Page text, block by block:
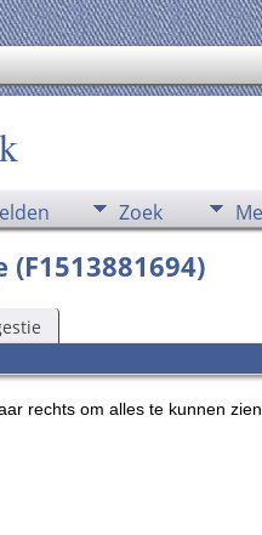
Zoek
rechts om alles te kunnen zien.